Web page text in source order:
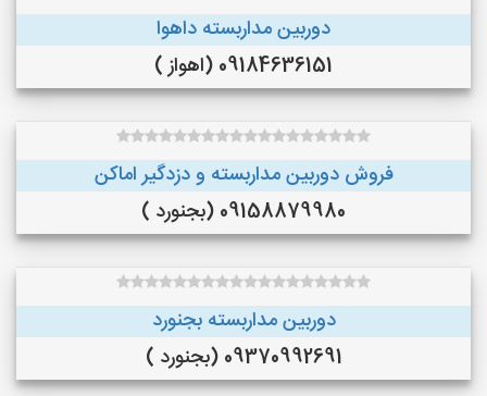
دوربین مداربسته داهوا
09184636151 (اهواز )
فروش دوربین مداربسته و دزدگیر اماکن
09158879980 (بجنورد )
دوربین مداربسته بجنورد
09370992691 (بجنورد )